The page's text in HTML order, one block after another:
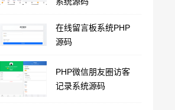
在线留言板系统PHP
源码
PHP微信朋友圈访客
记录系统源码